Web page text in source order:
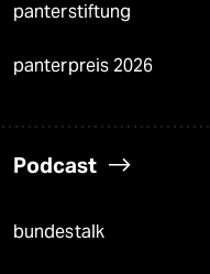
panterstiftung
panterpreis 2026
Podcast
bundestalk